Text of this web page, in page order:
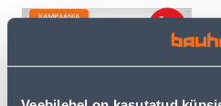
KAMPAANIA